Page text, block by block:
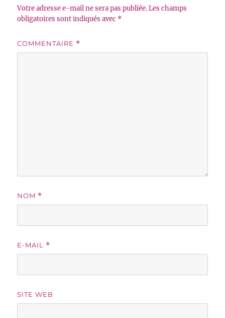
Votre adresse e-mail ne sera pas publiée. Les champs
obligatoires sont indiqués avec *
COMMENTAIRE *
NOM *
E-MAIL *
SITE WEB